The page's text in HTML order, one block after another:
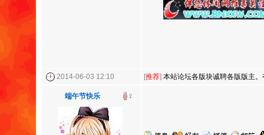
2014-06-03 12:10 [推荐] 本站论坛各版块诚聘各版版主
端午节快乐